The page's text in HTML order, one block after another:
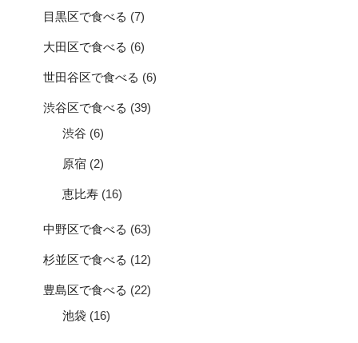
目黒区で食べる (7)
大田区で食べる (6)
世田谷区で食べる (6)
渋谷区で食べる (39)
渋谷 (6)
原宿 (2)
恵比寿 (16)
中野区で食べる (63)
杉並区で食べる (12)
豊島区で食べる (22)
池袋 (16)